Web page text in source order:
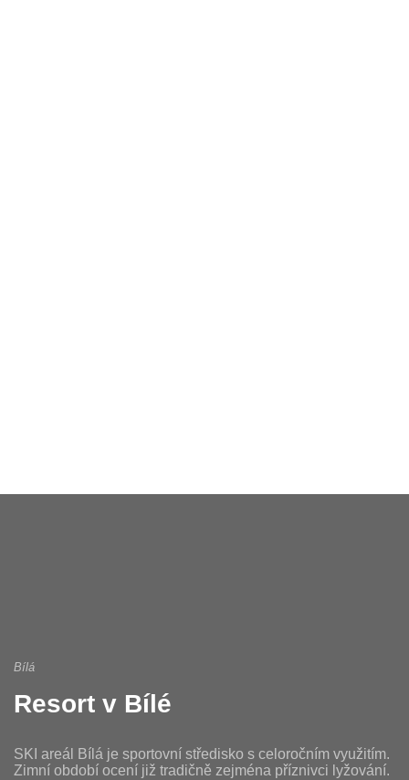
Bílá
Resort v Bílé
SKI areál Bílá je sportovní středisko s celoročním využitím.
Zimní období ocení již tradičně zejména příznivci lyžování.